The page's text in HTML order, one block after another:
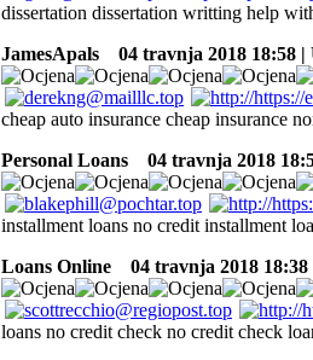
dissertation dissertation writting help
JamesApals
04 travnja 2018 18:58 |
cheap auto insurance cheap insurance
Personal Loans
04 travnja 2018
installment loans no credit installment
Loans Online
04 travnja 2018 18:38
loans no credit check no credit check